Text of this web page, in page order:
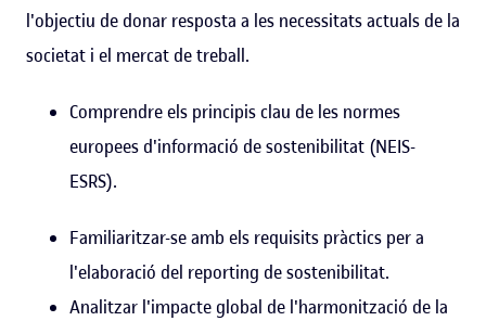
l'objectiu de donar resposta a les necessitats actuals de la
societat i el mercat de treball.
Comprendre els principis clau de les normes
europees d'informació de sostenibilitat (NEIS-
ESRS).
Familiaritzar-se amb els requisits pràctics per a
l'elaboració del reporting de sostenibilitat.
Analitzar l'impacte global de l'harmonització de la